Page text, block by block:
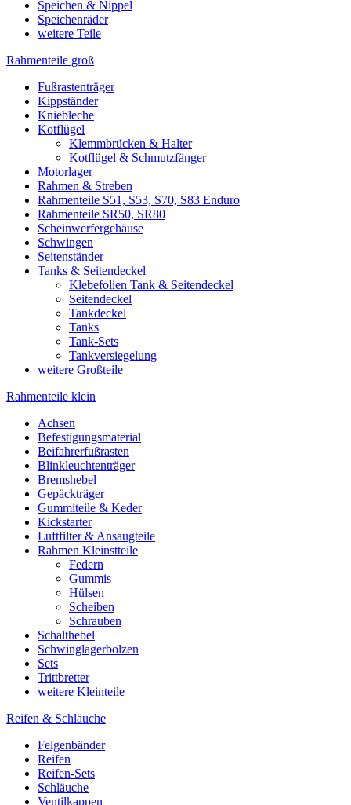
Speichen & Nippel
Speichenräder
weitere Teile
Rahmenteile groß
Fußrastenträger
Kippständer
Kniebleche
Kotflügel
Klemmbrücken & Halter
Kotflügel & Schmutzfänger
Motorlager
Rahmen & Streben
Rahmenteile S51, S53, S70, S83 Enduro
Rahmenteile SR50, SR80
Scheinwerfergehäuse
Schwingen
Seitenständer
Tanks & Seitendeckel
Klebefolien Tank & Seitendeckel
Seitendeckel
Tankdeckel
Tanks
Tank-Sets
Tankversiegelung
weitere Großteile
Rahmenteile klein
Achsen
Befestigungsmaterial
Beifahrerfußrasten
Blinkleuchtenträger
Bremshebel
Gepäckträger
Gummiteile & Keder
Kickstarter
Luftfilter & Ansaugteile
Rahmen Kleinstteile
Federn
Gummis
Hülsen
Scheiben
Schrauben
Schalthebel
Schwinglagerbolzen
Sets
Trittbretter
weitere Kleinteile
Reifen & Schläuche
Felgenbänder
Reifen
Reifen-Sets
Schläuche
Ventilkappen